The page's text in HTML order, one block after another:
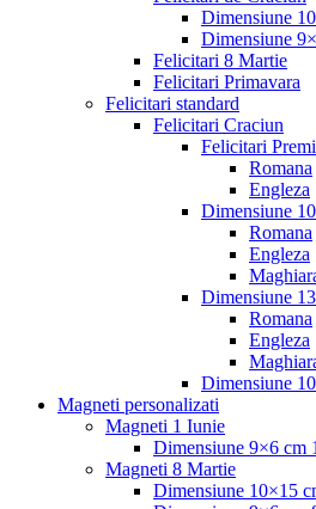
Dimensiune
Dimensiune
Felicitari 8 Martie
Felicitari Primavara
Felicitari standard
Felicitari Craciun
Felicitari
Romana
Engleza
Dimensiune
Romana
Engleza
Dimensiune
Romana
Engleza
Dimensiune
Magneti personalizati
Magneti 1 Iunie
Dimensiune 9×6 cm
Magneti 8 Martie
Dimensiune 10×15